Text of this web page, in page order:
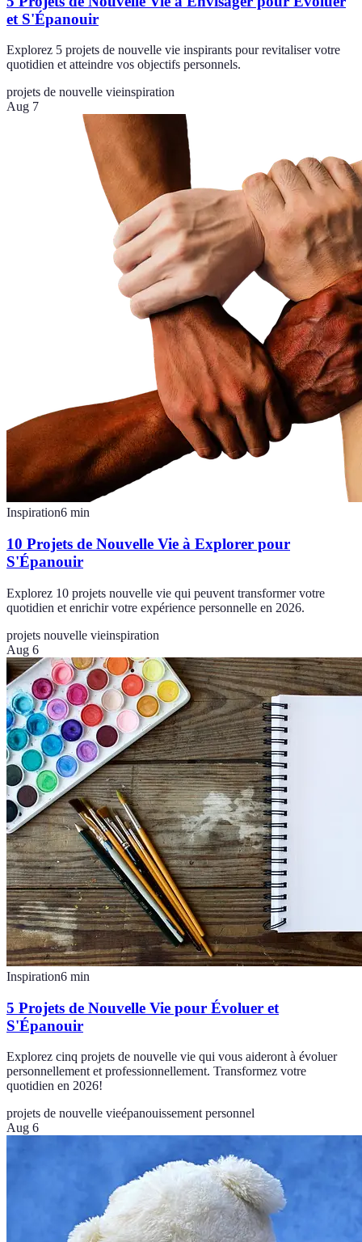
et S'Épanouir
Explorez 5 projets de nouvelle vie inspirants pour revitaliser votre
quotidien et atteindre vos objectifs personnels.
projets de nouvelle vieinspiration
Aug 7
Inspiration6 min
10 Projets de Nouvelle Vie à Explorer pour
S'Épanouir
Explorez 10 projets nouvelle vie qui peuvent transformer votre
quotidien et enrichir votre expérience personnelle en 2026.
projets nouvelle vieinspiration
Aug 6
Inspiration6 min
5 Projets de Nouvelle Vie pour Évoluer et
S'Épanouir
Explorez cinq projets de nouvelle vie qui vous aideront à évoluer
personnellement et professionnellement. Transformez votre
quotidien en 2026!
projets de nouvelle vieépanouissement personnel
Aug 6